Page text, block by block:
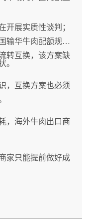
开展实质性谈判；
输华牛肉配额规则
转互换，该方案缺
。
，互换方案也必须
，海外牛肉出口商
家只能提前做好成